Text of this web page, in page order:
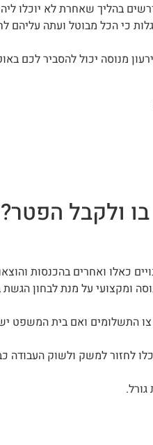
בהליך שאחרת לא יוכלו
כי הכל מבוטל ועתה עליהם
מנוסה יכול להסביר לכם
ולקבל הפטר?
כאלו ואחרים בהכנסות
ומקצועי על מנת לבחון
התשלומים ואם בית המשפט
לחזור למשק ולשוק העבודה